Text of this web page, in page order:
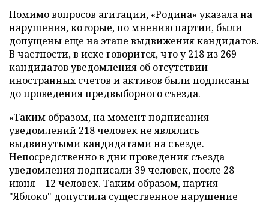
Помимо вопросов агитации, «Родина» указала на
нарушения, которые, по мнению партии, были
допущены еще на этапе выдвижения кандидатов.
В частности, в иске говорится, что у 218 из 269
кандидатов уведомления об отсутствии
иностранных счетов и активов были подписаны
до проведения предвыборного съезда.
«Таким образом, на момент подписания
уведомлений 218 человек не являлись
выдвинутыми кандидатами на съезде.
Непосредственно в дни проведения съезда
уведомления подписали 39 человек, после 28
июня – 12 человек. Таким образом, партия
"Яблоко" допустила существенное нарушение